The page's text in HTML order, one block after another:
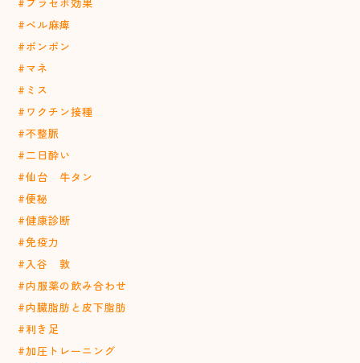
#ベル麻痺
#ポンポン
#マネ
#ミス
#ワクチン接種
#不整脈
#二日酔い
#仙台 牛タン
#便秘
#健康診断
#免疫力
#入谷 敦
#内服薬の飲み合わせ
#内臓脂肪と皮下脂肪
#利き足
#加圧トレーニング